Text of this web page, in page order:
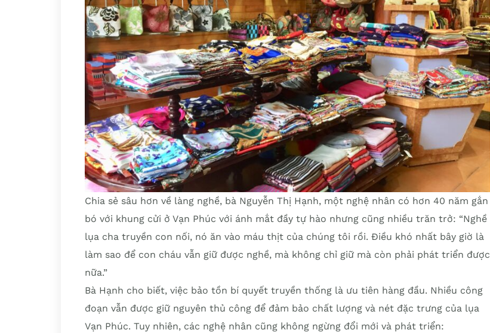
Chia sẻ sâu hơn về làng nghề, bà Nguyễn Thị Hạnh, một nghệ nhân có hơn 40 năm gắn
bó với khung cửi ở Vạn Phúc với ánh mắt đầy tự hào nhưng cũng nhiều trăn trở: “Nghề
lụa cha truyền con nối, nó ăn vào máu thịt của chúng tôi rồi. Điều khó nhất bây giờ là
làm sao để con cháu vẫn giữ được nghề, mà không chỉ giữ mà còn phải phát triển được
nữa.”
Bà Hạnh cho biết, việc bảo tồn bí quyết truyền thống là ưu tiên hàng đầu. Nhiều công
đoạn vẫn được giữ nguyên thủ công để đảm bảo chất lượng và nét đặc trưng của lụa
Vạn Phúc. Tuy nhiên, các nghệ nhân cũng không ngừng đổi mới và phát triển: